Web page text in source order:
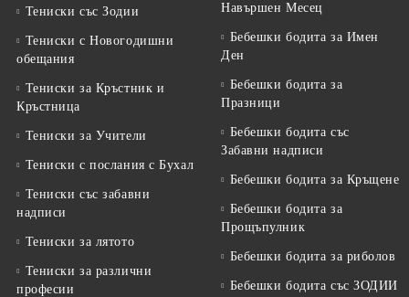
Тениски със Зодии
Тениски с Новогодишни
обещания
Тениски за Кръстник и
Кръстница
Тениски за Учители
Тениски с послания с Бухал
Тениски със забавни
надписи
Тениски за лятото
Тениски за различни
професии
Навършен Месец
Бебешки бодита за Имен
Ден
Бебешки бодита за
Празници
Бебешки бодита със
Забавни надписи
Бебешки бодита за Кръщене
Бебешки бодита за
Прощъпулник
Бебешки бодита за риболов
Бебешки бодита със ЗОДИИ